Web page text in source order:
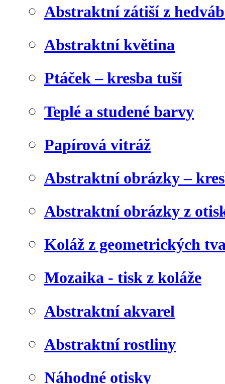
Abstraktní zátiší z
Abstraktní květina
Ptáček – kresba tuší
Teplé a studené barvy
Papírová vitráž
Abstraktní obrázky –
Abstraktní obrázky z
Koláž z geometrických
Mozaika - tisk z koláže
Abstraktní akvarel
Abstraktní rostliny
Náhodné otisky